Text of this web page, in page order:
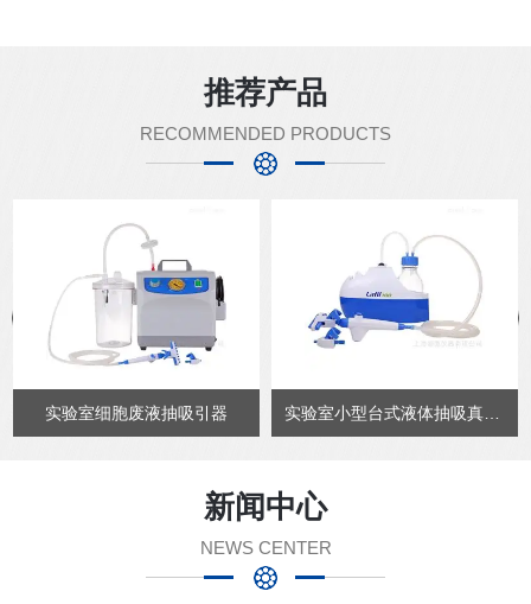
推荐产品
RECOMMENDED PRODUCTS
实验室细胞废液抽吸引器 实验室小型台式液体抽吸真空泵
新闻中心
NEWS CENTER